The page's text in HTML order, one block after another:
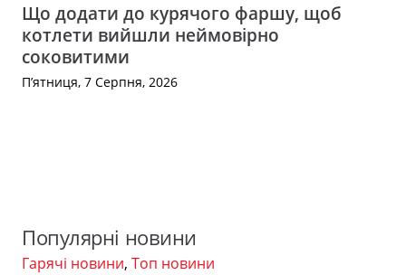
Що додати до курячого фаршу, щоб
котлети вийшли неймовірно
соковитими
П’ятниця, 7 Серпня, 2026
Популярні новини
Гарячі новини, Топ новини